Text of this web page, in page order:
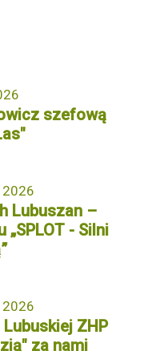
szefową
2026
Lubuszan –
- Silni
2026
ZHP
za nami